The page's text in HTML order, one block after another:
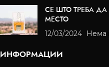
СЕ ШТО ТРЕБА ДА
МЕСТО
12/03/2024 Нема
ИНФОРМАЦИИ